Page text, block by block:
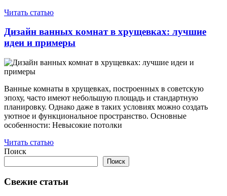
Читать статью
Дизайн ванных комнат в хрущевках: лучшие
идеи и примеры
Ванные комнаты в хрущевках, построенных в советскую
эпоху, часто имеют небольшую площадь и стандартную
планировку. Однако даже в таких условиях можно создать
уютное и функциональное пространство. Основные
особенности: Невысокие потолки
Читать статью
Поиск
Поиск
Свежие статьи